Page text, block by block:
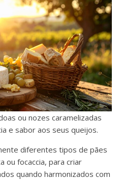
ou nozes caramelizadas
e sabor aos seus queijos.
diferentes tipos de pães
ou focaccia, para criar
quando harmonizados com